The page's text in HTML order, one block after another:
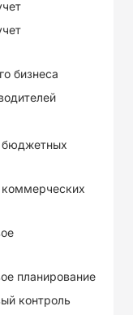
бизнеса
бюджетных
коммерческих
планирование
контроль